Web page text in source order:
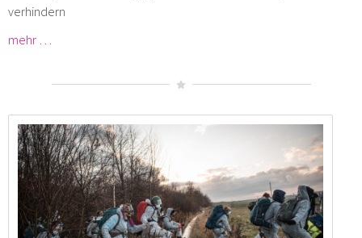
verhindern
mehr …